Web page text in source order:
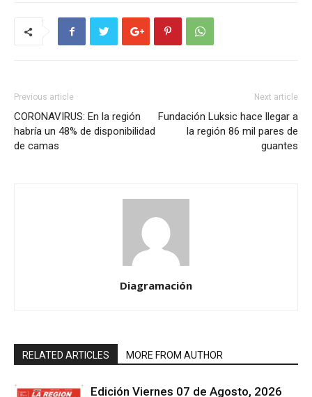
Previous article
CORONAVIRUS: En la región
habría un 48% de disponibilidad
de camas
Next article
Fundación Luksic hace llegar a
la región 86 mil pares de
guantes
Diagramación
RELATED ARTICLES MORE FROM AUTHOR
Edición Viernes 07 de Agosto, 2026